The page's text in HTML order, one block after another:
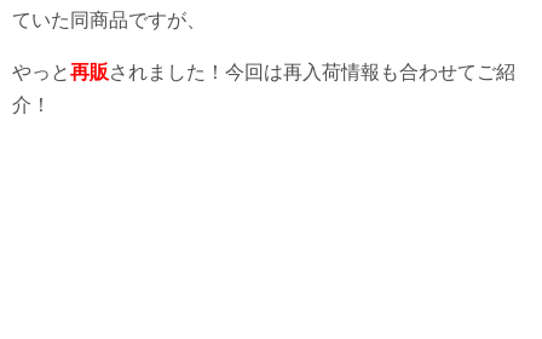
ていた同商品ですが、
やっと再販されました！今回は再入荷情報も合わせてご紹
介！